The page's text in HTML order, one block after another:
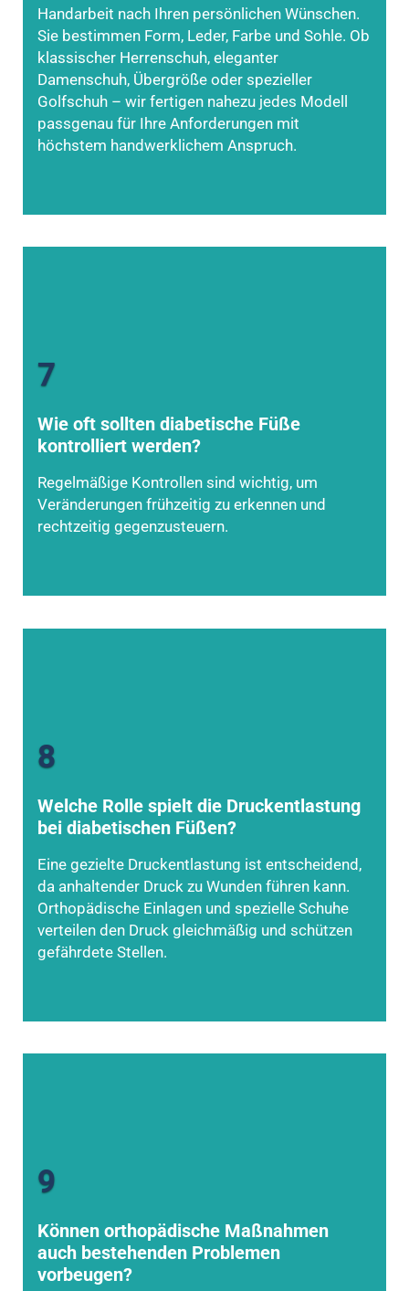
Handarbeit nach Ihren persönlichen Wünschen.
Sie bestimmen Form, Leder, Farbe und Sohle. Ob
klassischer Herrenschuh, eleganter
Damenschuh, Übergröße oder spezieller
Golfschuh – wir fertigen nahezu jedes Modell
passgenau für Ihre Anforderungen mit
höchstem handwerklichem Anspruch.
7
Wie oft sollten diabetische Füße
kontrolliert werden?
Regelmäßige Kontrollen sind wichtig, um
Veränderungen frühzeitig zu erkennen und
rechtzeitig gegenzusteuern.
8
Welche Rolle spielt die Druckentlastung
bei diabetischen Füßen?
Eine gezielte Druckentlastung ist entscheidend,
da anhaltender Druck zu Wunden führen kann.
Orthopädische Einlagen und spezielle Schuhe
verteilen den Druck gleichmäßig und schützen
gefährdete Stellen.
9
Können orthopädische Maßnahmen
auch bestehenden Problemen
vorbeugen?